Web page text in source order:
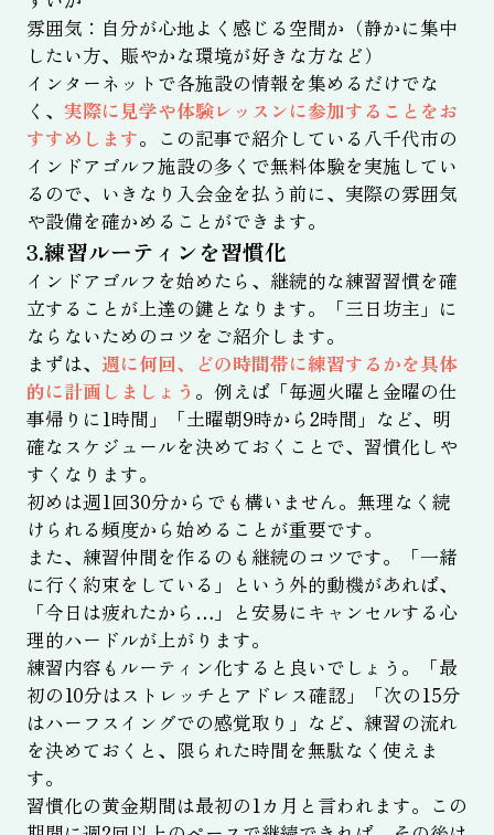
雰囲気：自分が心地よく感じる空間か（静かに集中
したい方、賑やかな環境が好きな方など）
インターネットで各施設の情報を集めるだけでな
く、 実際に見学や体験レッスンに参加することをお
すすめします。この記事で紹介している八千代市の
インドアゴルフ施設の多くで無料体験を実施してい
るので、いきなり入会金を払う前に、実際の雰囲気
や設備を確かめることができます。
3.練習ルーティンを習慣化
インドアゴルフを始めたら、継続的な練習習慣を確
立することが上達の鍵となります。「三日坊主」に
ならないためのコツをご紹介します。
まずは、 週に何回、どの時間帯に練習するかを具体
的に計画しましょう 。例えば「毎週火曜と金曜の仕
事帰りに1時間」「土曜朝9時から2時間」など、明
確なスケジュールを決めておくことで、習慣化しや
すくなります。
初めは週1回30分からでも構いません。無理なく続
けられる頻度から始めることが重要です。
また、練習仲間を作るのも継続のコツです。「一緒
に行く約束をしている」という外的動機があれば、
「今日は疲れたから…」と安易にキャンセルする心
理的ハードルが上がります。
練習内容もルーティン化すると良いでしょう。「最
初の10分はストレッチとアドレス確認」「次の15分
はハーフスイングでの感覚取り」など、練習の流れ
を決めておくと、限られた時間を無駄なく使えま
す。
習慣化の黄金期間は最初の1カ月と言われます。この